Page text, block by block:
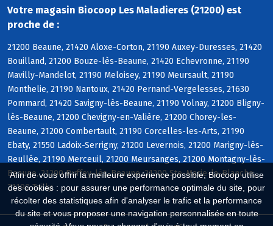
Afin de vous offrir la meilleure expérience possible, Biocoop utilise
des cookies : pour assurer une performance optimale du site, pour
récolter des statistiques afin d'analyser le trafic et la performance
du site et vous proposer une navigation personnalisée en toute
Votre magasin Biocoop Les Maladieres (21200) est
proche de :
21200 Beaune, 21420 Aloxe-Corton, 21190 Auxey-Duresses, 21420
Bouilland, 21200 Bouze-lès-Beaune, 21420 Echevronne, 21190
Mavilly-Mandelot, 21190 Meloisey, 21190 Meursault, 21190
Monthelie, 21190 Nantoux, 21420 Pernand-Vergelesses, 21630
Pommard, 21420 Savigny-lès-Beaune, 21190 Volnay, 21200 Bligny-
lès-Beaune, 21200 Chevigny-en-Valière, 21200 Chorey-les-
Beaune, 21200 Combertault, 21190 Corcelles-les-Arts, 21190
Ebaty, 21550 Ladoix-Serrigny, 21200 Levernois, 21200 Marigny-lès-
Reullée, 21190 Merceuil, 21200 Meursanges, 21200 Montagny-lès-
Beaune, 21200 Ruffey-lès-Beaune, 21200 Ste-Marie-la-Blanche,
21190 Tailly